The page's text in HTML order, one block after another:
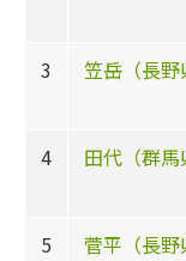
3
笠岳（長野
4
田代（群馬
5
菅平（長野